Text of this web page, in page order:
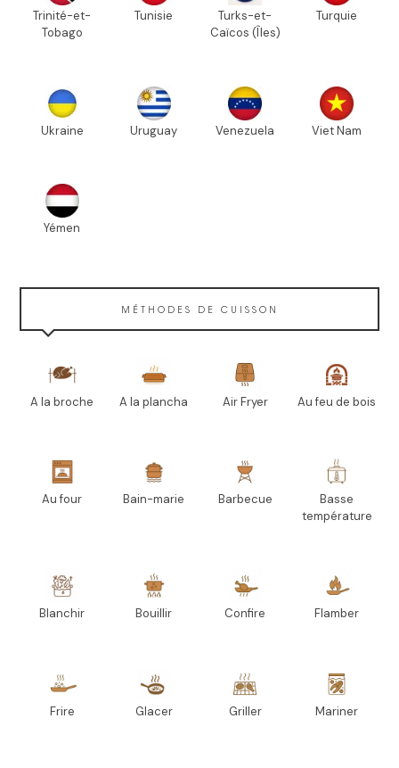
Trinité-et-
Tobago
Tunisie
Turks-et-
Caïcos (Îles)
Turquie
Ukraine Uruguay Venezuela Viet Nam
Yémen
MÉTHODES DE CUISSON
A la broche A la plancha Air Fryer Au feu de bois
Au four Bain-marie Barbecue
Basse
température
Blanchir Bouillir Confire Flamber
Frire Glacer Griller Mariner